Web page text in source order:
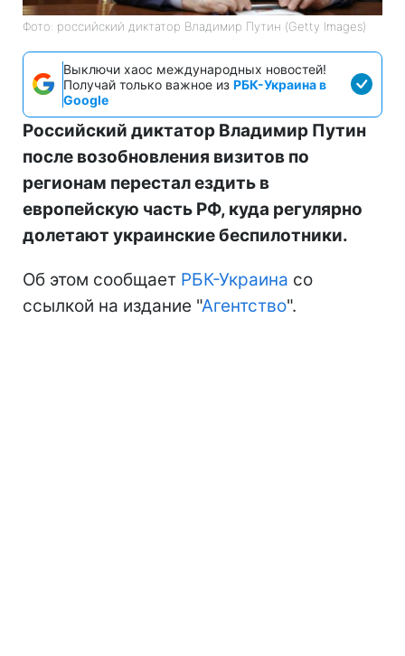
Фото: российский диктатор Владимир Путин (Getty Images)
Выключи хаос международных новостей!
Получай только важное из РБК-Украина в
Google
Российский диктатор Владимир Путин
после возобновления визитов по
регионам перестал ездить в
европейскую часть РФ, куда регулярно
долетают украинские беспилотники.
Об этом сообщает РБК-Украина со
ссылкой на издание "Агентство".